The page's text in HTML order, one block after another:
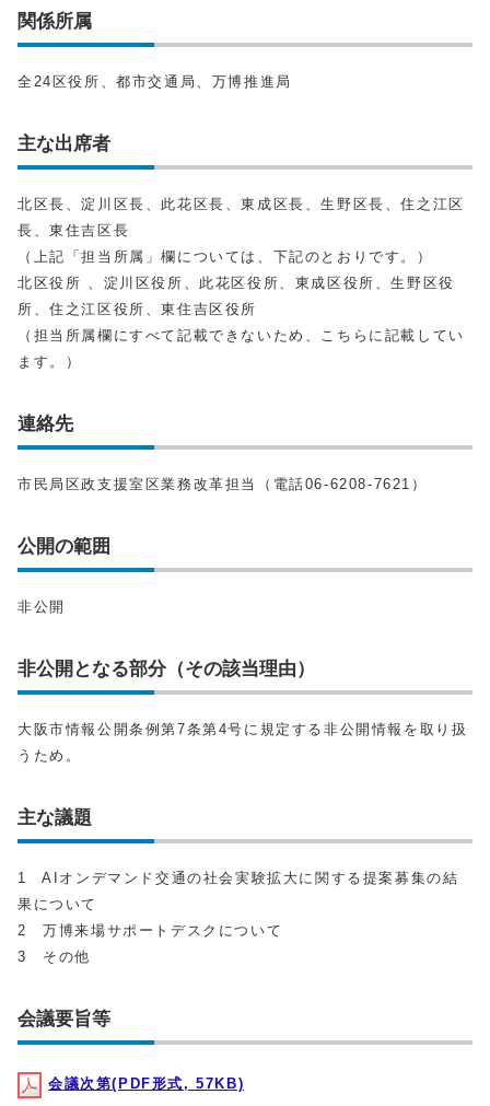
関係所属
全24区役所、都市交通局、万博推進局
主な出席者
北区長、淀川区長、此花区長、東成区長、生野区長、住之江区
長、東住吉区長
（上記「担当所属」欄については、下記のとおりです。）
北区役所 、淀川区役所、此花区役所、東成区役所、生野区役
所、住之江区役所、東住吉区役所
（担当所属欄にすべて記載できないため、こちらに記載してい
ます。）
連絡先
市民局区政支援室区業務改革担当（電話06‐6208‐7621）
公開の範囲
非公開
非公開となる部分（その該当理由）
大阪市情報公開条例第7条第4号に規定する非公開情報を取り扱
うため。
主な議題
1 AIオンデマンド交通の社会実験拡大に関する提案募集の結
果について
2 万博来場サポートデスクについて
3 その他
会議要旨等
会議次第(PDF形式, 57KB)